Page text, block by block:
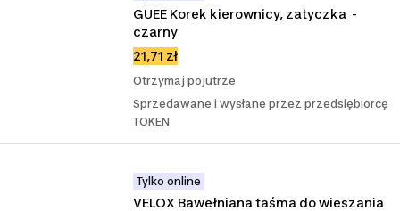
GUEE Korek kierownicy, zatyczka  -
czarny
21,71 zł
Otrzymaj pojutrze
Sprzedawane i wysłane przez przedsiębiorcę
TOKEN
Tylko online
VELOX Bawełniana taśma do wieszania